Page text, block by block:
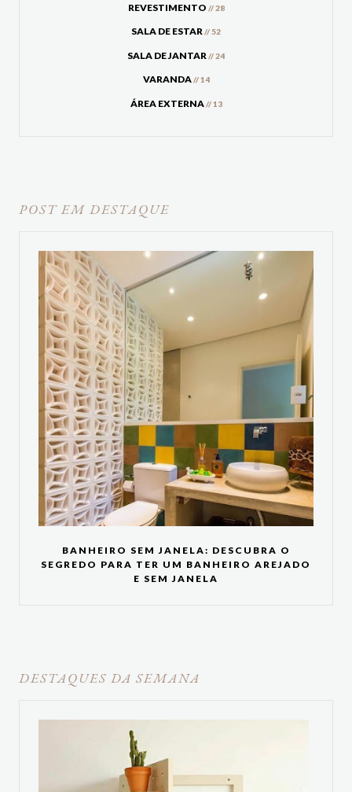
REVESTIMENTO // 28
SALA DE ESTAR// 52
SALA DE JANTAR // 24
VARANDA// 14
ÁREA EXTERNA// 13
POST EM DESTAQUE
BANHEIRO SEM JANELA: DESCUBRA O
SEGREDO PARA TER UM BANHEIRO AREJADO
E SEM JANELA
DESTAQUES DA SEMANA